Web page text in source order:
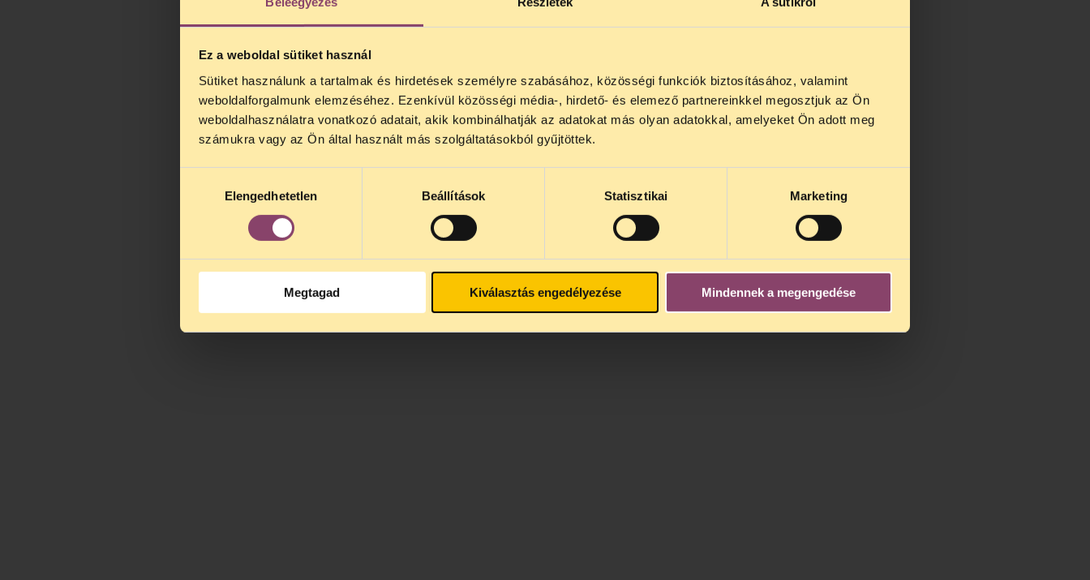
Ez a weboldal sütiket használ
Sütiket használunk a tartalmak és hirdetések személyre szabásához, közösségi funkciók biztosításához, valamint
weboldalforgalmunk elemzéséhez. Ezenkívül közösségi média-, hirdető- és elemező partnereinkkel megosztjuk az Ön
weboldalhasználatra vonatkozó adatait, akik kombinálhatják az adatokat más olyan adatokkal, amelyeket Ön adott meg
számukra vagy az Ön által használt más szolgáltatásokból gyűjtöttek.
kiválasztásaElengedhetetlen Beállítások Statisztikai Marketing
Megtagad Kiválasztás engedélyezése Mindennek a megengedése
TELEFONOS JOGSEGÉLY SZÜNET!
Kedves érdeklődő, Tájékoztatjuk, hogy
telefonos jogsegélyünk július 27 és
augusztus 24 között szünetel
. Az első telefonos jogsegély
augusztus 25-én
kedden, 13 és 15 óra között lesz
jogsegely@tasz.hu
alatt is elér minket.